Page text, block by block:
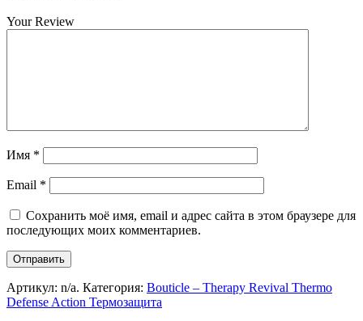
Your Review
Имя *
Email *
Сохранить моё имя, email и адрес сайта в этом браузере для
последующих моих комментариев.
Артикул: n/a. Категория: Bouticle – Therapy Revival Thermo
Defense Action Термозащита